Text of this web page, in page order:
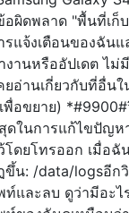
อผิดพลาด "พื้นที่เก็
รแจ้งเตือนของฉัน
งานหรืออัปเดต ไ
ยอ่านเกี่ยวกับที่อื่น
พื่อขยาย)
ดในการแก้ไขปัญห
โดยโทรออก เมื่อฉั
ขึ้น: /data/logsอีก
ท์และลบ ดูว่ามีอะไ